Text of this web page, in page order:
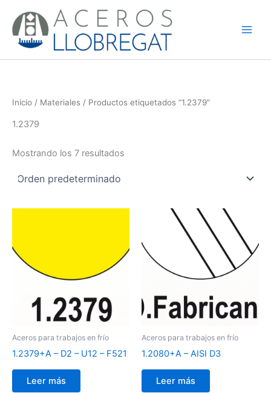
contenido
Inicio / Materiales / Productos etiquetados “1.2379”
1.2379
Mostrando los 7 resultados
Aceros para trabajos en frío
1.2379+A – D2 – U12 – F521
Leer más
Aceros para trabajos en frío
1.2080+A – AISI D3
Leer más